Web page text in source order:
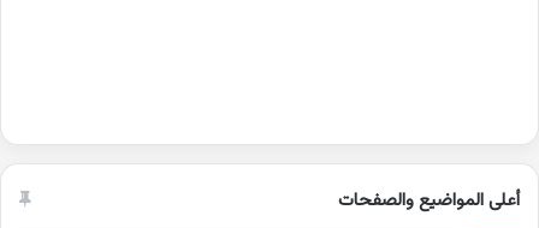
أعلى المواضيع والصفحات